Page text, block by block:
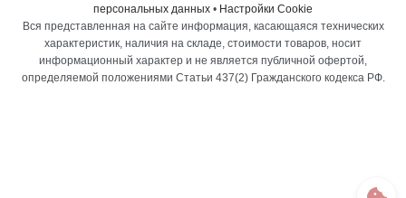
персональных данных • Настройки Cookie
Вся представленная на сайте информация, касающаяся технических
характеристик, наличия на складе, стоимости товаров, носит
информационный характер и не является публичной офертой,
определяемой положениями Статьи 437(2) Гражданского кодекса РФ.